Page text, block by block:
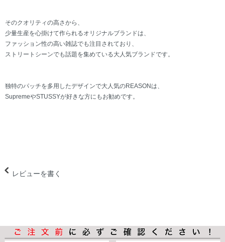
そのクオリティの高さから、
少量生産を心掛けて作られるオリジナルブランドは、
ファッション性の高い雑誌でも注目されており、
ストリートシーンでも話題を集めている大人気ブランドです。
独特のパッチを多用したデザインで大人気のREASONは、
SupremeやSTUSSYが好きな方にもお勧めです。
レビューを書く